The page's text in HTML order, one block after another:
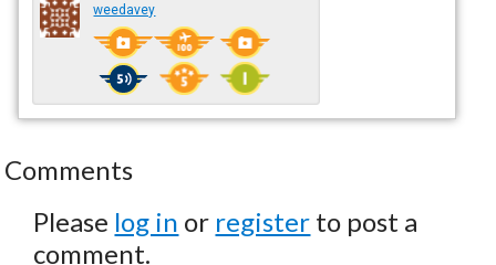
weedavey
Comments
Please log in or register to post a
comment.